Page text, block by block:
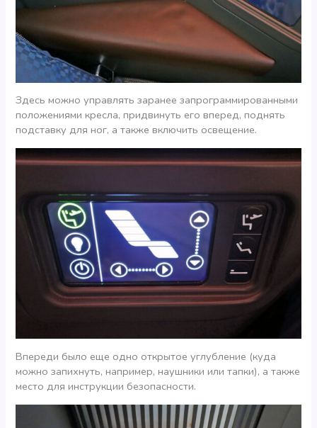
Здесь можно управлять заранее запрограммированными
положениями кресла, придвинуть его вперед, поднять
подставку для ног, а также включить освещение.
Впереди было еще одно открытое углубление (куда
можно запихнуть, например, наушники или тапки), а также
место для инструкции безопасности.